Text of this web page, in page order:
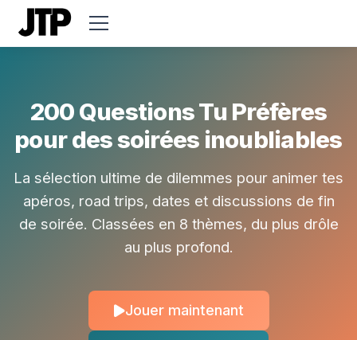
200 Questions Tu Préfères
pour des soirées inoubliables
La sélection ultime de dilemmes pour animer tes
apéros, road trips, dates et discussions de fin
de soirée. Classées en 8 thèmes, du plus drôle
au plus profond.
Jouer maintenant